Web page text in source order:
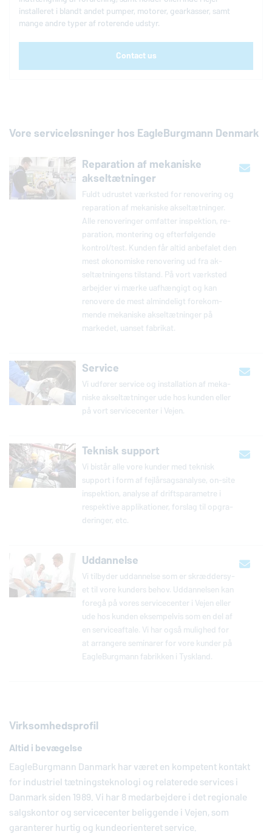
installeret i blandt andet pumper, motorer, gearkasser, samt
mange andre typer af roterende udstyr.
Contact us
Vore serviceløsninger hos EagleBurgmann Denmark
Reparation af mekaniske
akseltætninger
Fuldt udrustet værksted for re­no­ve­ring og
re­pa­ra­tion af me­ka­nis­ke ak­seltæt­nin­ger.
Alle re­no­ve­ring­er omfatter in­spek­tion, re­
pa­ra­tion, mon­te­ring og ef­ter­føl­gen­de
kontrol/test. Kunden får altid an­be­fa­let den
mest øko­no­mi­ske renove­ring ud fra ak­
seltæt­nin­gens tilstand. På vort værksted
arbejder vi mærke uaf­hæn­gigt og kan
renovere de mest al­min­de­ligt fo­re­kom­
men­de me­ka­ni­ske ak­seltæt­nin­ger på
markedet, uanset fabrikat.
Service
Vi udfører service og in­stal­la­tion af me­ka­
ni­ske ak­seltæt­nin­ger ude hos kunden eller
på vort ser­vi­ce­cen­ter i Vejen.
Teknisk support
Vi bistår alle vore kunder med teknisk
support i form af fejl­år­sags­a­na­ly­se, on-site
in­spek­tion, analyse af driftspa­ra­me­tre i
respek­ti­ve ap­pli­ka­tio­ner, forslag til op­gra­
de­rin­ger, etc.
Uddannelse
Vi tilbyder ud­dan­nel­se som er skræd­der­sy­
et til vore kunders behov. Ud­dan­nel­sen kan
foregå på vores ser­vi­ce­cen­ter i Vejen eller
ude hos kunden ek­sem­pel­vis som en del af
en ser­vi­ce­af­ta­le. Vi har også mulighed for
at ar­ran­ge­re se­mi­na­rer for vore kunder på
Eag­le­Burg­mann fa­brik­ken i Tyskland.
Virksomhedsprofil
Altid i bevægelse
EagleBurgmann Danmark har været en kompetent kontakt
for industriel tætningsteknologi og relaterede services i
Danmark siden 1989. Vi har 8 medarbejdere i det regionale
salgskontor og servicecenter beliggende i Vejen, som
garanterer hurtig og kundeorienteret service.